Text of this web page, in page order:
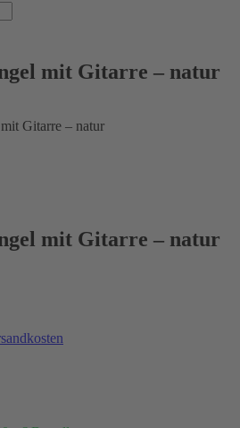
mit Gitarre – natur
Gitarre – natur
mit Gitarre – natur